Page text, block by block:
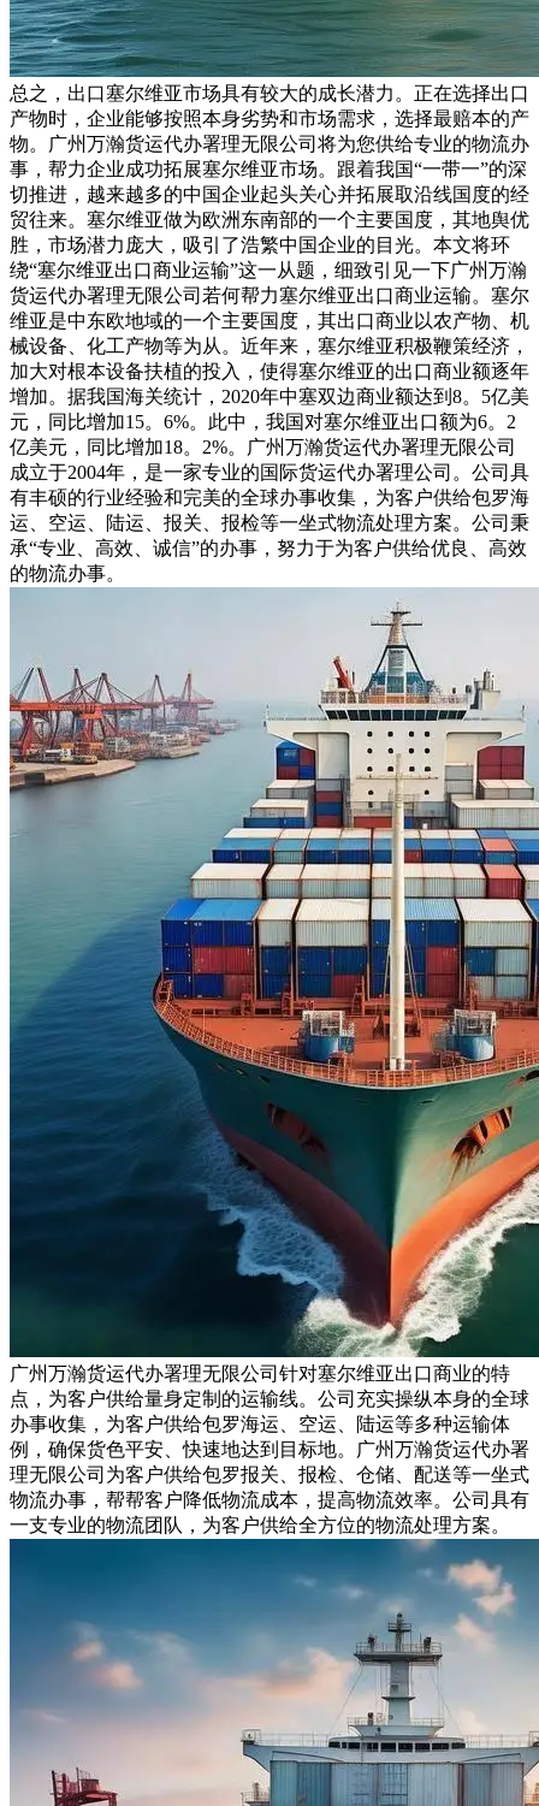
总之，出口塞尔维亚市场具有较大的成长潜力。正在选择出口
产物时，企业能够按照本身劣势和市场需求，选择最赔本的产
物。广州万瀚货运代办署理无限公司将为您供给专业的物流办
事，帮力企业成功拓展塞尔维亚市场。跟着我国“一带一”的深
切推进，越来越多的中国企业起头关心并拓展取沿线国度的经
贸往来。塞尔维亚做为欧洲东南部的一个主要国度，其地舆优
胜，市场潜力庞大，吸引了浩繁中国企业的目光。本文将环
绕“塞尔维亚出口商业运输”这一从题，细致引见一下广州万瀚
货运代办署理无限公司若何帮力塞尔维亚出口商业运输。塞尔
维亚是中东欧地域的一个主要国度，其出口商业以农产物、机
械设备、化工产物等为从。近年来，塞尔维亚积极鞭策经济，
加大对根本设备扶植的投入，使得塞尔维亚的出口商业额逐年
增加。据我国海关统计，2020年中塞双边商业额达到8。5亿美
元，同比增加15。6%。此中，我国对塞尔维亚出口额为6。2
亿美元，同比增加18。2%。广州万瀚货运代办署理无限公司
成立于2004年，是一家专业的国际货运代办署理公司。公司具
有丰硕的行业经验和完美的全球办事收集，为客户供给包罗海
运、空运、陆运、报关、报检等一坐式物流处理方案。公司秉
承“专业、高效、诚信”的办事，努力于为客户供给优良、高效
的物流办事。
广州万瀚货运代办署理无限公司针对塞尔维亚出口商业的特
点，为客户供给量身定制的运输线。公司充实操纵本身的全球
办事收集，为客户供给包罗海运、空运、陆运等多种运输体
例，确保货色平安、快速地达到目标地。广州万瀚货运代办署
理无限公司为客户供给包罗报关、报检、仓储、配送等一坐式
物流办事，帮帮客户降低物流成本，提高物流效率。公司具有
一支专业的物流团队，为客户供给全方位的物流处理方案。